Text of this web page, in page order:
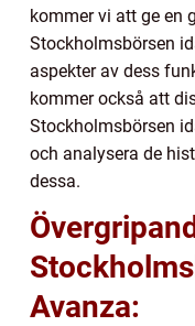
kommer vi att ge en
Stockholmsbörsen
aspekter av dess
kommer också att
Stockholmsbörsen
och analysera de
dessa.
Avanza: